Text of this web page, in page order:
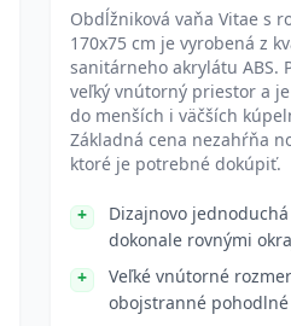
Obdĺžniková vaňa Vitae s
170x75 cm je vyrobená z
sanitárneho akrylátu ABS.
veľký vnútorný priestor a
do menších i väčších
Základná cena nezahŕňa
ktoré je potrebné dokúpiť.
Dizajnovo jednoduchá
dokonale rovnými
Veľké vnútorné
obojstranné